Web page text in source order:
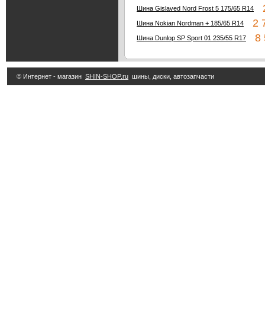
Шина Gislaved Nord Frost 5 175/65 R14
Шина Nokian Nordman + 185/65 R14 2
Шина Dunlop SP Sport 01 235/55 R17 8
© Интернет - магазин SHIN-SHOP.ru шины, диски, автозапчасти